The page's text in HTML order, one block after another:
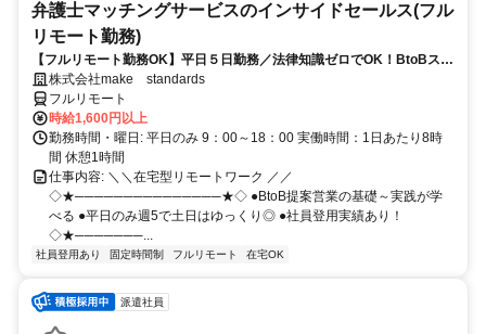
弁護士マッチングサービスのインサイドセールス(フル
リモート勤務)
【フルリモート勤務OK】平日５日勤務／法律知識ゼロでOK！BtoBスキ
ルが身につく営業職
株式会社make standards
フルリモート
時給1,600円以上
勤務時間・曜日: 平日のみ 9：00～18：00 実働時間：1日あたり8時
間 休憩1時間
仕事内容: ＼＼在宅型リモートワーク ／／
◇★───────────────★◇ ●BtoB提案営業の基礎～実践が学
べる ●平日のみ週5で土日はゆっくり◎ ●社員登用実績あり！
◇★───────...
社員登用あり 固定時間制 フルリモート 在宅OK
派遣社員